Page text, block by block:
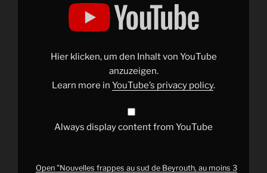
Hier klicken, um den Inhalt von YouTube
anzuzeigen.
Learn more in YouTube’s privacy policy.
Always display content from YouTube
Open "Nouvelles frappes au sud de Beyrouth, au moins 3